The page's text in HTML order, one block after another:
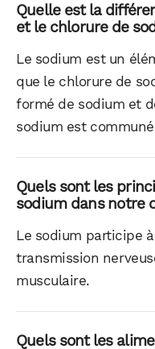
Quelle est la
et le chlorure de
Le sodium est un
que le chlorure de
formé de sodium et
sodium est
Quels sont les
sodium dans notre
Le sodium participe
transmission
musculaire.
Quels sont les